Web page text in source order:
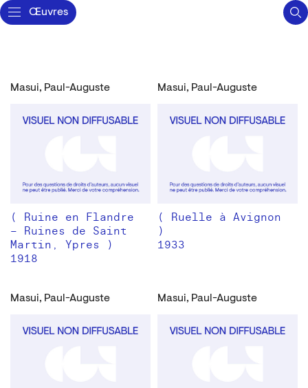
Œuvres
Masui, Paul-Auguste
( Ruine en Flandre
– Ruines de Saint
Martin, Ypres )
1918
Masui, Paul-Auguste
( Ruelle à Avignon
)
1933
Masui, Paul-Auguste Masui, Paul-Auguste